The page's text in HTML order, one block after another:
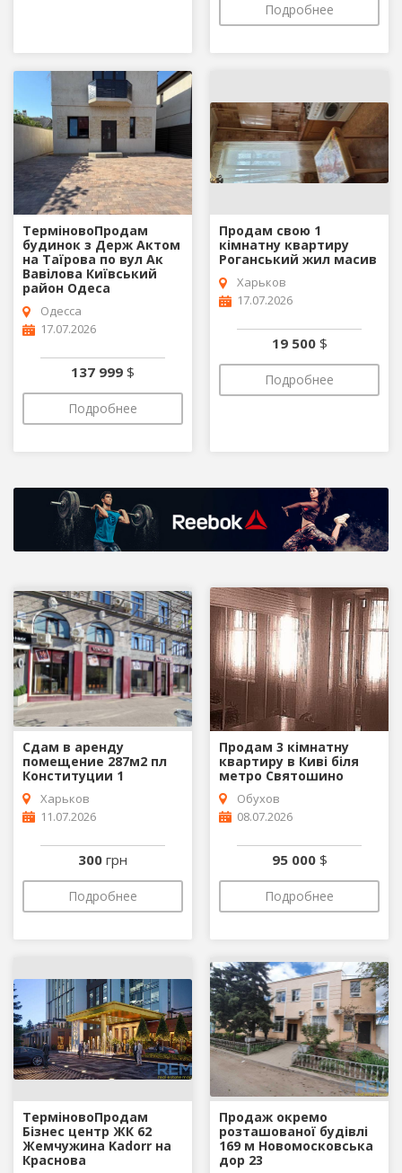
Подробнее
ТерміновоПродам
будинок з Держ Актом
на Таїрова по вул Ак
Вавілова Київський
район Одеса
Одесса
17.07.2026
137 999 $
Подробнее
Продам свою 1
кімнатну квартиру
Роганський жил масив
Харьков
17.07.2026
19 500 $
Подробнее
Сдам в аренду
помещение 287м2 пл
Конституции 1
Харьков
11.07.2026
300 грн
Подробнее
Продам 3 кімнатну
квартиру в Киві біля
метро Святошино
Обухов
08.07.2026
95 000 $
Подробнее
ТерміновоПродам
Бізнес центр ЖК 62
Жемчужина Kadorr на
Краснова
Продаж окремо
розташованої будівлі
169 м Новомосковська
дор 23